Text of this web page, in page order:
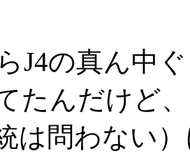
J4の真ん中
たんだけど、
は問わない